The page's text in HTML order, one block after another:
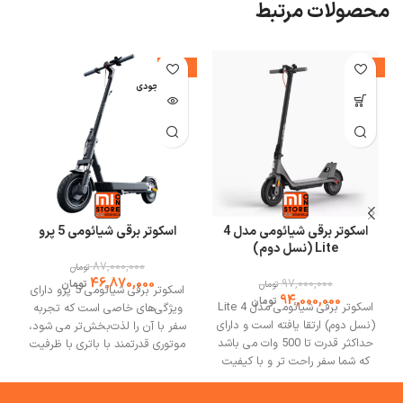
نحوه ی استفاده
نیمکت چند کاره تناسب اندام شیائومی مدل KINGSMITH FBB1C
از جعبه خارج می شود، بدین ترتیب که نیمکت تناسب اندام از یک سیستم
محصولات مرتبط
-3%
اسکوتر برقی شیائومی مدل 4
Lite (نسل دوم)
97,000,000 تومان
94,000,000 تومان
اسکوتر برقی شیائومی مدل 4 Lite
(نسل دوم) ارتقا یافته است و دارای
حداکثر قدرت تا 500 وات می باشد
که شما سفر راحت تر و با کیفیت
تری داشته باشید. اسکوتر برقی 4
-46%
اتمام موجودی
اسکوتر برقی شیائومی 5 پرو
87,000,000 تومان
46,870,000 توماناسکوتر برقی شیائومی 5 پرو دارای
ویژگی‌های خاصی است که تجربه
سفر با آن را لذت‌بخش‌تر می‌ شود،
موتوری قدرتمند با باتری با ظرفیت
تاشو که حمل و نقل و نگهداری را